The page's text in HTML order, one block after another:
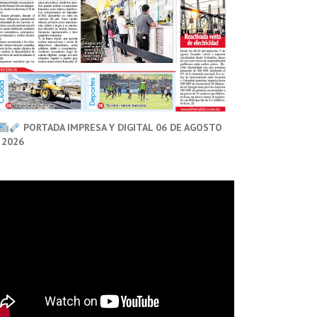
PORTADA IMPRESA Y DIGITAL 06 DE AGOSTO
2026